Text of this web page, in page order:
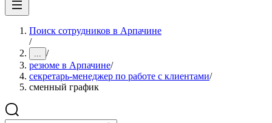
Поиск сотрудников в Арпачине
/
... /
резюме в Арпачине/
секретарь-менеджер по работе с клиентами/
сменный график